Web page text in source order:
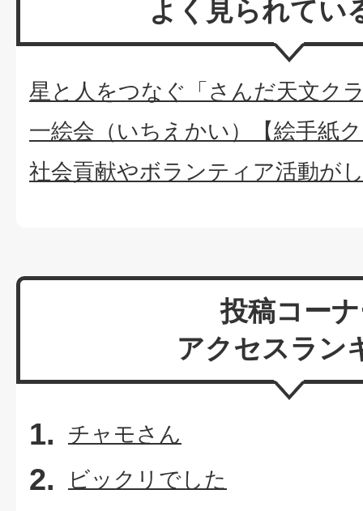
よく見られてい
星と人をつなぐ「さんだ天文ク
一絵会（いちえかい）【絵手紙
社会貢献やボランティア活動が
投稿コー
アクセスラン
チャモさん
ビックリでした